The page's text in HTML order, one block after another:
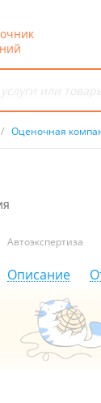
/ Оценочная
Автоэкспертиза
Описание
Нерчинская, 10